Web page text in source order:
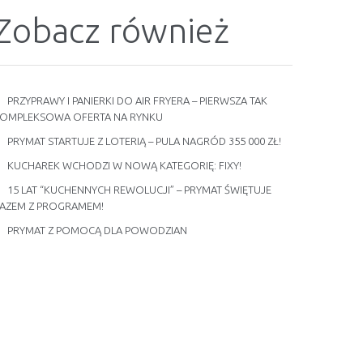
również
PRZYPRAWY I PANIERKI DO AIR FRYERA – PIERWSZA TAK
OFERTA NA RYNKU
PRYMAT STARTUJE Z LOTERIĄ – PULA NAGRÓD 355 000 ZŁ!
KUCHAREK WCHODZI W NOWĄ KATEGORIĘ: FIXY!
15 LAT “KUCHENNYCH REWOLUCJI” – PRYMAT ŚWIĘTUJE
Z PROGRAMEM!
PRYMAT Z POMOCĄ DLA POWODZIAN